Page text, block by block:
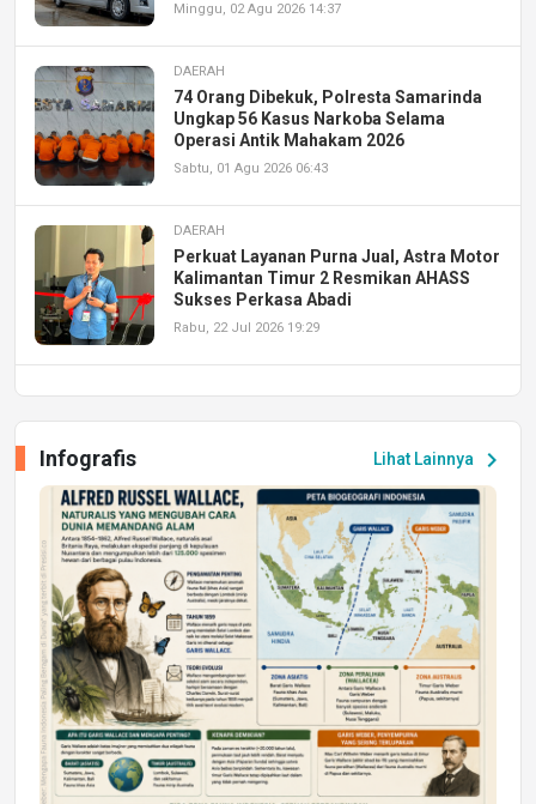
Minggu, 02 Agu 2026 14:37
DAERAH
74 Orang Dibekuk, Polresta Samarinda
Ungkap 56 Kasus Narkoba Selama
Operasi Antik Mahakam 2026
Sabtu, 01 Agu 2026 06:43
DAERAH
Perkuat Layanan Purna Jual, Astra Motor
Kalimantan Timur 2 Resmikan AHASS
Sukses Perkasa Abadi
Rabu, 22 Jul 2026 19:29
Peluang Kerja dan Magang
Jumat, 17 Jul 2026 22:30
DAERAH
Astra Motor Kalimantan Timur 2 Dukung
Mahasiswa Samarinda dalam Astra
Honda SDGs Future Leaders 2026
Jumat, 10 Jul 2026 19:01
Lihat Lainnya chevron_right
Infografis